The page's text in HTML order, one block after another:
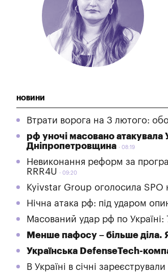
НОВИНИ
Втрати ворога на 3 лютого:
рф уночі масовано
Дніпропетровщина
08:19
Невиконання реформ за
RRR4U
09:20
Kyivstar Group оголосила SPO
Нічна атака рф: під ударом
Масований удар рф по Україні:
Менше пафосу – більше діла.
Українська DefenseTech-
В Україні в січні